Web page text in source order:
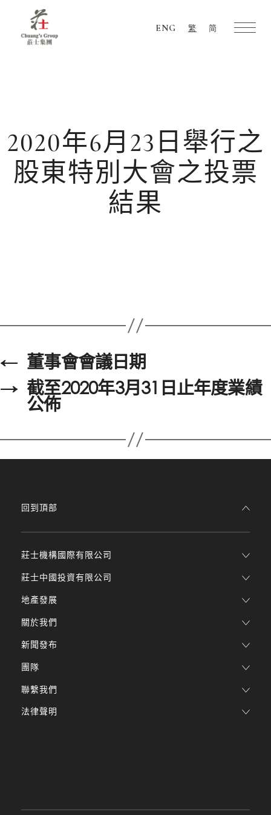
ENG 繁 简
2020年6月23日舉行之
股東特別大會之投票
結果
← 董事會會議日期
→ 截至2020年3月31日止年度業績
公佈
莊士機構國際有限公司
莊士中國投資有限公司
地產發展
關於我們
新聞發布
團隊
回到頂部
聯繫我們
法律聲明